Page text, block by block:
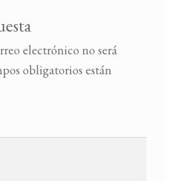
electrónico no será
obligatorios están